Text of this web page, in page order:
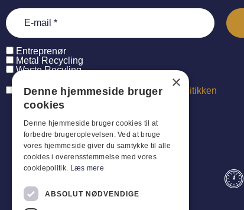
Entreprenør
Metal Recycling
Waste Recyling
Jeg har læst og acceptererpersondatapolitikken
×
Denne hjemmeside bruger
cookies
Denne hjemmeside bruger cookies til at
forbedre brugeroplevelsen. Ved at bruge
vores hjemmeside giver du samtykke til alle
cookies i overensstemmelse med vores
cookiepolitik. Læs mere
ABSOLUT NØDVENDIGE